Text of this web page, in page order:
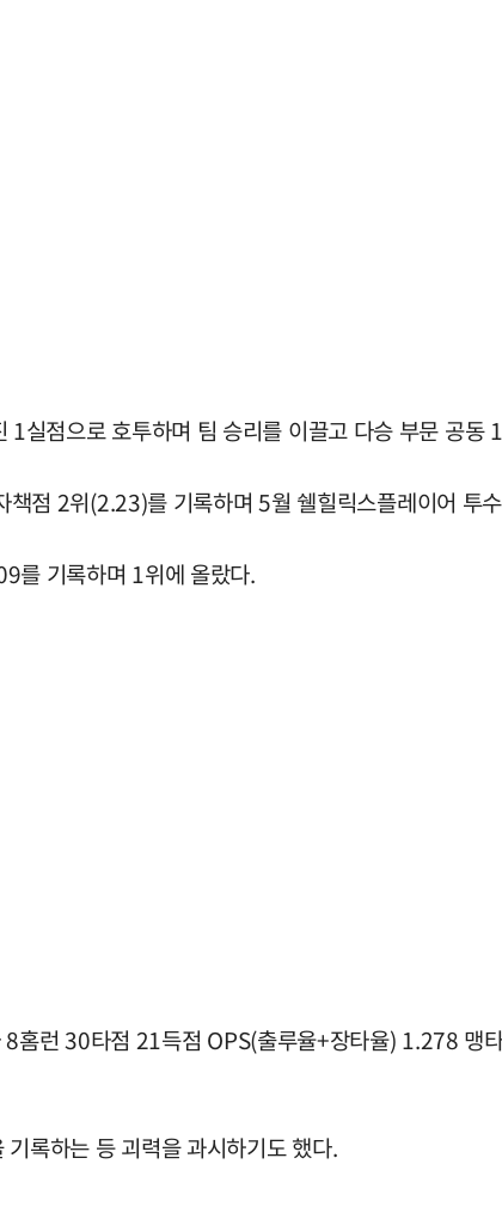
실점으로 호투하며 팀 승리를 이끌고 다승 부문 공동
점 2위(2.23)를 기록하며 5월 쉘힐릭스플레이어 투
를 기록하며 1위에 올랐다.
런 30타점 21득점 OPS(출루율+장타율) 1.278 맹
록하는 등 괴력을 과시하기도 했다.